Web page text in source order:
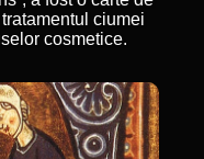
ciumei
cosmetice.